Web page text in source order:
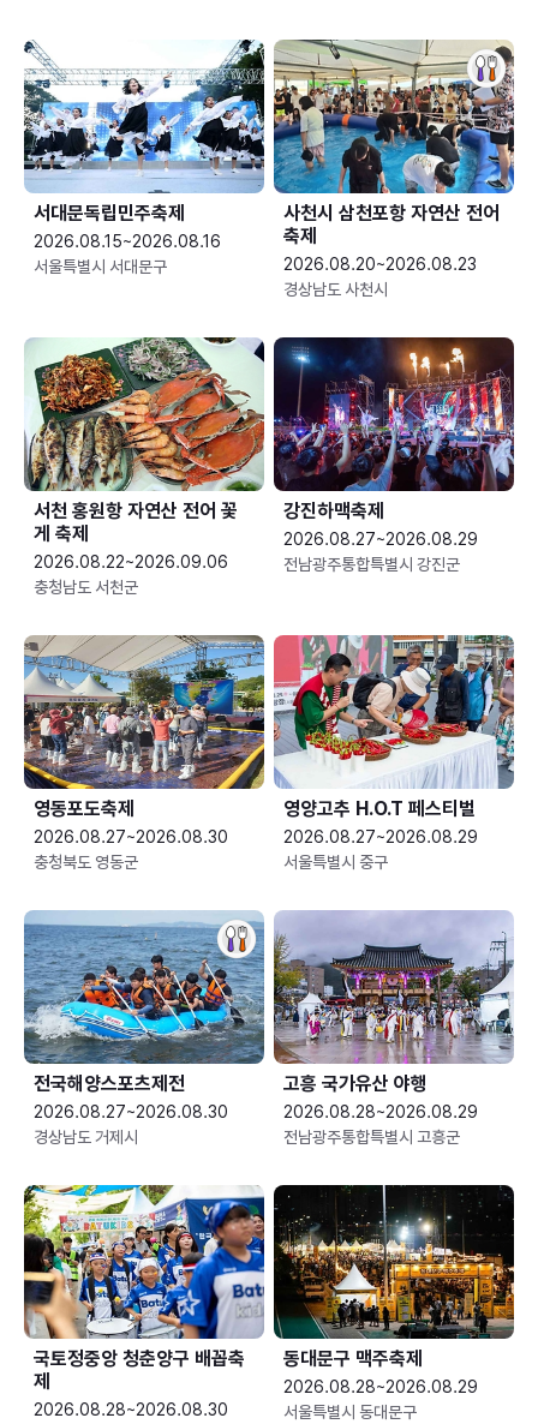
서대문독립민주축제
2026.08.15~2026.08.16
서울특별시 서대문구
사천시 삼천포항 자연산 전어
축제
2026.08.20~2026.08.23
경상남도 사천시
서천 홍원항 자연산 전어 꽃
게 축제
2026.08.22~2026.09.06
충청남도 서천군
강진하맥축제
2026.08.27~2026.08.29
전남광주통합특별시 강진군
영동포도축제
2026.08.27~2026.08.30
충청북도 영동군
영양고추 H.O.T 페스티벌
2026.08.27~2026.08.29
서울특별시 중구
전국해양스포츠제전
2026.08.27~2026.08.30
경상남도 거제시
고흥 국가유산 야행
2026.08.28~2026.08.29
전남광주통합특별시 고흥군
국토정중앙 청춘양구 배꼽축
제
2026.08.28~2026.08.30
동대문구 맥주축제
2026.08.28~2026.08.29
서울특별시 동대문구